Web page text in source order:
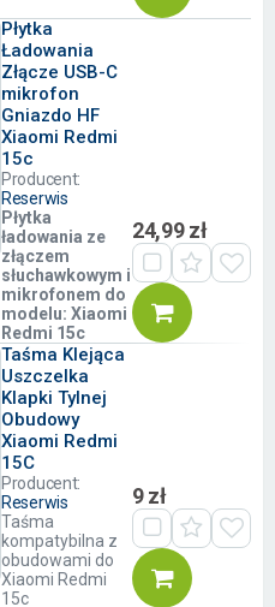
Płytka
Ładowania
Złącze USB-C
mikrofon
Gniazdo HF
Xiaomi Redmi
15c
Producent:
Reserwis
Płytka
ładowania ze
złączem
słuchawkowym i
mikrofonem do
modelu: Xiaomi
Redmi 15c
24,99 zł
Taśma Klejąca
Uszczelka
Klapki Tylnej
Obudowy
Xiaomi Redmi
15C
Producent:
Reserwis
Taśma
kompatybilna z
obudowami do
Xiaomi Redmi
15c
9 zł